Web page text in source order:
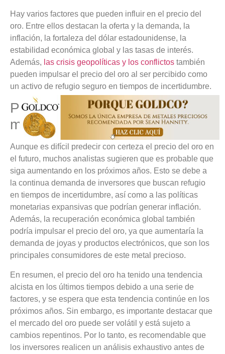
Hay varios factores que pueden influir en el precio del
oro. Entre ellos destacan la oferta y la demanda, la
inflación, la fortaleza del dólar estadounidense, la
estabilidad económica global y las tasas de interés.
Además, las crisis geopolíticas y los conflictos también
pueden impulsar el precio del oro al ser percibido como
un activo de refugio seguro en tiempos de incertidumbre.
Perspectivas actuales del
mercado
Aunque es difícil predecir con certeza el precio del oro en
el futuro, muchos analistas sugieren que es probable que
siga aumentando en los próximos años. Esto se debe a
la continua demanda de inversores que buscan refugio
en tiempos de incertidumbre, así como a las políticas
monetarias expansivas que podrían generar inflación.
Además, la recuperación económica global también
podría impulsar el precio del oro, ya que aumentaría la
demanda de joyas y productos electrónicos, que son los
principales consumidores de este metal precioso.
En resumen, el precio del oro ha tenido una tendencia
alcista en los últimos tiempos debido a una serie de
factores, y se espera que esta tendencia continúe en los
próximos años. Sin embargo, es importante destacar que
el mercado del oro puede ser volátil y está sujeto a
cambios repentinos. Por lo tanto, es recomendable que
los inversores realicen un análisis exhaustivo antes de